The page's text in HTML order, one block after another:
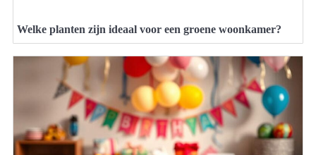
Welke planten zijn ideaal voor een groene woonkamer?